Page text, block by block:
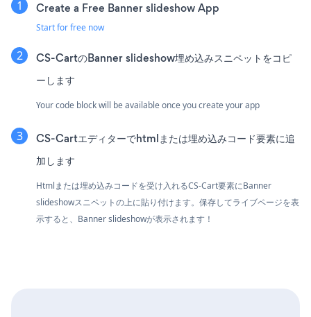
Create a Free Banner slideshow App
Start for free now
CS-CartのBanner slideshow埋め込みスニペットをコピ
ーします
Your code block will be available once you create your app
CS-Cartエディターでhtmlまたは埋め込みコード要素に追
加します
Htmlまたは埋め込みコードを受け入れるCS-Cart要素にBanner
slideshowスニペットの上に貼り付けます。保存してライブページを表
示すると、Banner slideshowが表示されます！